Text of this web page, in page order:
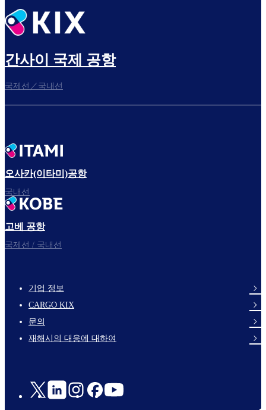
간사이 국제 공항
국제선／국내선
오사카(이타미)공항
국내선
고베 공항
국제선 / 국내선
footer-
links-
en-
기업 정보
CARGO KIX
문의
재해시의 대응에 대하여
Social